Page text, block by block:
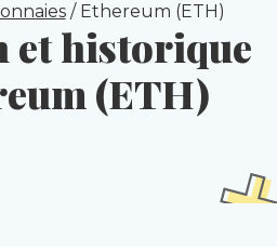
/ Ethereum (ETH)
historique
(ETH)